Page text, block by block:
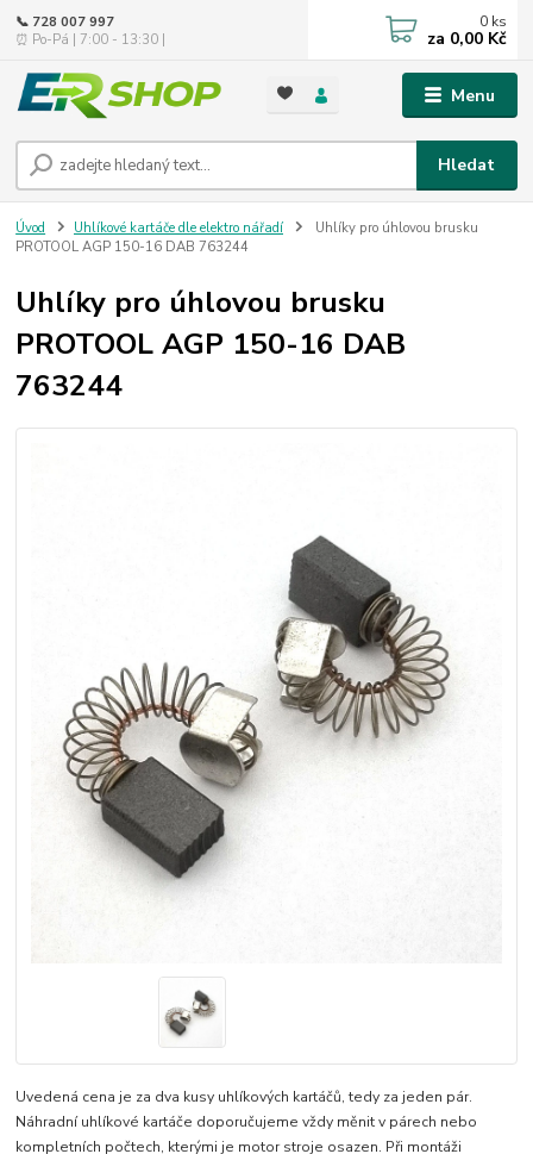
Menu
Hledat
📞 728 007 997
⏰ Po-Pá | 7:00 - 13:30 |
0 ks
za 0,00 Kč
Úvod Uhlíkové kartáče dle elektro nářadí
Uhlíky pro úhlovou brusku
PROTOOL AGP 150-16 DAB 763244
Uhlíky pro úhlovou brusku
PROTOOL AGP 150-16 DAB
763244
Uvedená cena je za dva kusy uhlíkových kartáčů, tedy za jeden pár.
Náhradní uhlíkové kartáče doporučujeme vždy měnit v párech nebo
kompletních počtech, kterými je motor stroje osazen. Při montáži